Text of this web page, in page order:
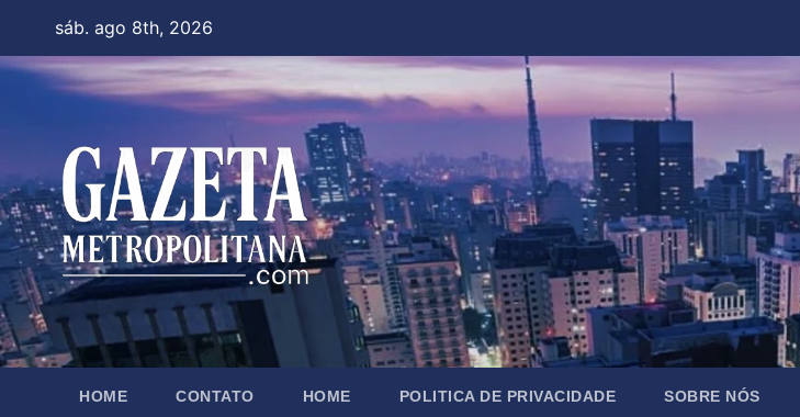
content
sáb. ago 8th, 2026
HOME CONTATO HOME POLITICA DE PRIVACIDADE SOBRE NÓS